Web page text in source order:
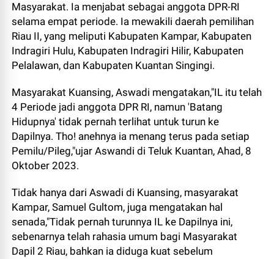
Masyarakat. Ia menjabat sebagai anggota DPR-RI
selama empat periode. Ia mewakili daerah pemilihan
Riau II, yang meliputi Kabupaten Kampar, Kabupaten
Indragiri Hulu, Kabupaten Indragiri Hilir, Kabupaten
Pelalawan, dan Kabupaten Kuantan Singingi.
Masyarakat Kuansing, Aswadi mengatakan,"IL itu telah
4 Periode jadi anggota DPR RI, namun 'Batang
Hidupnya' tidak pernah terlihat untuk turun ke
Dapilnya. Tho! anehnya ia menang terus pada setiap
Pemilu/Pileg,"ujar Aswandi di Teluk Kuantan, Ahad, 8
Oktober 2023.
Tidak hanya dari Aswadi di Kuansing, masyarakat
Kampar, Samuel Gultom, juga mengatakan hal
senada,"Tidak pernah turunnya IL ke Dapilnya ini,
sebenarnya telah rahasia umum bagi Masyarakat
Dapil 2 Riau, bahkan ia diduga kuat sebelum